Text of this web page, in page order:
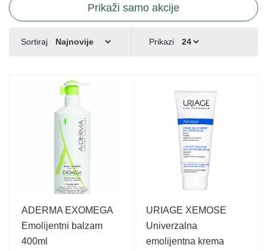
Prikaži samo akcije
Sortiraj Prikazi
ADERMA EXOMEGA
Emolijentni balzam
400ml
URIAGE XEMOSE
Univerzalna
emolijentna krema